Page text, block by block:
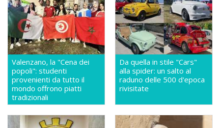
Valenzano, la "Cena dei
popoli": studenti
provenienti da tutto il
mondo offrono piatti
tradizionali
Da quella in stile "Cars"
alla spider: un salto al
raduno delle 500 d'epoca
rivisitate